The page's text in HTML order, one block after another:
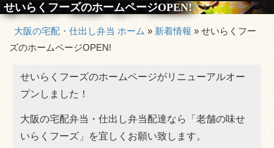
配達エリア・ご注文方法
よくあるご質問
お客様の声
特定商取引法に基づく表記
安心・安全の衛生管理
エスケイ食品株式会社 会社概要
せいらくフーズのホームページOPEN!
大阪の宅配・仕出し弁当 ホーム »新着情報» せいらくフー
ズのホームページOPEN!
せいらくフーズのホームページがリニューアルオー
プンしました！
大阪の宅配弁当・仕出し弁当配達なら「老舗の味せ
いらくフーズ」を宜しくお願い致します。